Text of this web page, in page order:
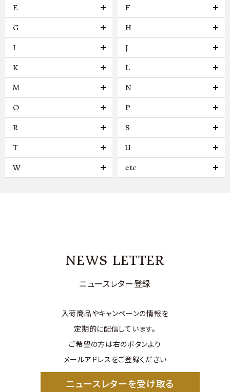
E F
G H
I J
K L
M N
O P
R S
T U
W etc
NEWS LETTER
ニュースレター登録
入荷商品やキャンペーンの情報を
定期的に配信しています。
ご希望の方は右のボタンより
メールアドレスをご登録ください
ニュースレターを受け取る